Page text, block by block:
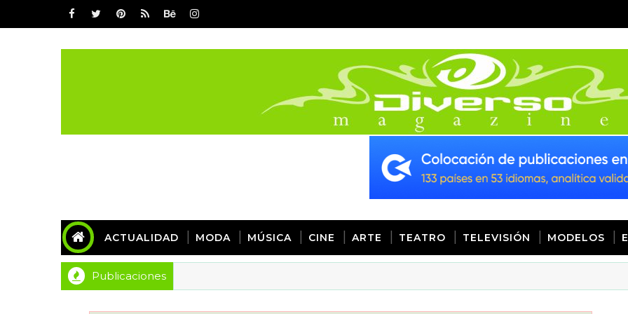
ACTUALIDAD MODA MÚSICA CINE ARTE TEATRO TELEVISIÓN MODELOS
Publicaciones